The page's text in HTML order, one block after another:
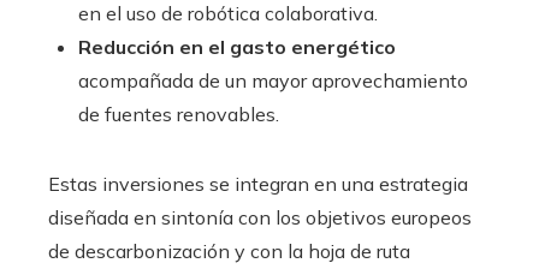
en el uso de robótica colaborativa.
Reducción en el gasto energético
acompañada de un mayor aprovechamiento
de fuentes renovables.
Estas inversiones se integran en una estrategia
diseñada en sintonía con los objetivos europeos
de descarbonización y con la hoja de ruta